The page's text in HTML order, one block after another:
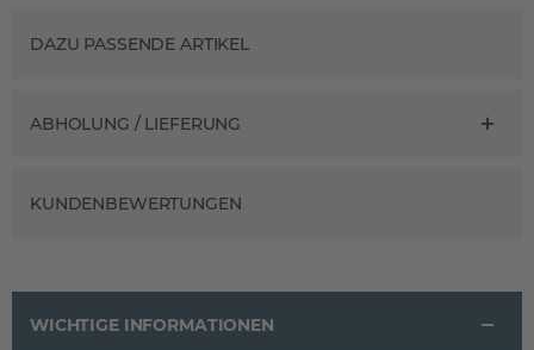
DAZU PASSENDE ARTIKEL
ABHOLUNG / LIEFERUNG
KUNDENBEWERTUNGEN
WICHTIGE INFORMATIONEN